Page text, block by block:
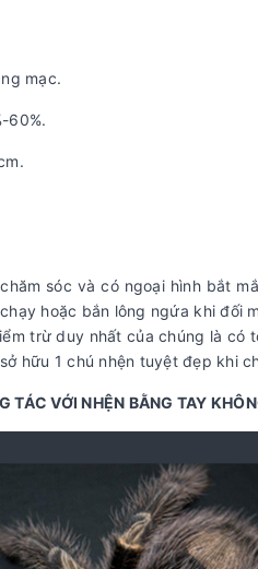
mạc.
60%.
sóc và có ngoại hình bắt
hoặc bắn lông ngứa khi đối
trừ duy nhất của chúng là có
hữu 1 chú nhện tuyệt đẹp khi
TÁC VỚI NHỆN BẰNG TAY